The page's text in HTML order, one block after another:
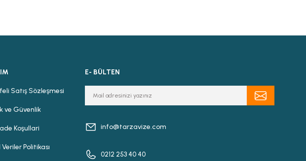
Satış Sözleşmesi
ve Güvenlik
Koşullari
Veriler Politikası
E- BÜLTEN
info@tarzavize.com
0212 253 40 40